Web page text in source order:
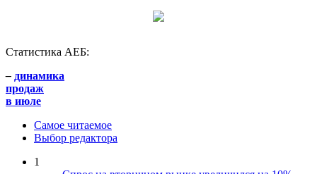
Статистика АЕБ:
– динамика
продаж
в июле
Самое читаемое
Выбор редактора
1